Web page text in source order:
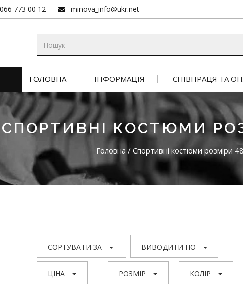
773 00 12 minova_info@ukr.net
ГОЛОВНА ІНФОРМАЦІЯ СПІВПРАЦЯ ТА
СПОРТИВНІ КОСТЮМИ
Головна / Спортивні костюми розміри
СОРТУВАТИ ЗА ВИВОДИТИ ПО
ЦІНА РОЗМІР КОЛІР